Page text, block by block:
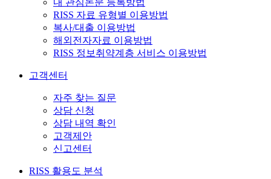
내 관심논문 등록방법
RISS 자료 유형별 이용방법
복사/대출 이용방법
해외전자자료 이용방법
RISS 정보취약계층 서비스 이용방법
고객센터
자주 찾는 질문
상담 신청
상담 내역 확인
고객제안
신고센터
RISS 활용도 분석